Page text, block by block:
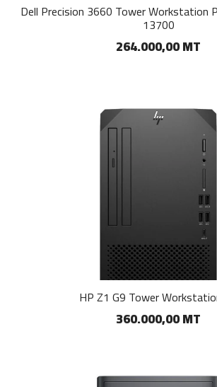
Dell Precision 3660 Tower Workstation
13700
264.000,00 MT
HP Z1 G9 Tower
360.000,00 MT